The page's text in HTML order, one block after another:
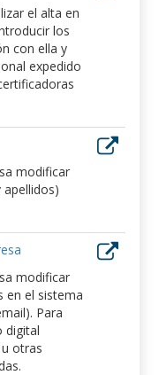
el alta en
los
con ella y
expedido
modificar
modificar
en el sistema
Para
digital
otras